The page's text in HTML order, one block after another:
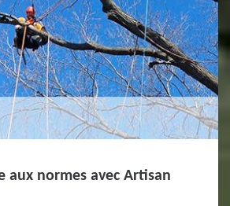
aux normes avec Artisan